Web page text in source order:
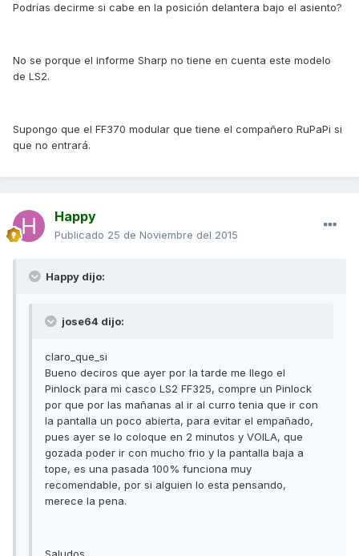
Podrías decirme si cabe en la posición delantera bajo el asiento?
No se porque el informe Sharp no tiene en cuenta este modelo
de LS2.
Supongo que el FF370 modular que tiene el compañero RuPaPi si
que no entrará.
Happy
Publicado 25 de Noviembre del 2015
Happy dijo:
jose64 dijo:
claro_que_si
Bueno deciros que ayer por la tarde me llego el
Pinlock para mi casco LS2 FF325, compre un Pinlock
por que por las mañanas al ir al curro tenia que ir con
la pantalla un poco abierta, para evitar el empañado,
pues ayer se lo coloque en 2 minutos y VOILA, que
gozada poder ir con mucho frio y la pantalla baja a
tope, es una pasada 100% funciona muy
recomendable, por si alguien lo esta pensando,
merece la pena.